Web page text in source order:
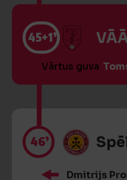
45+1’
Vārtus guva
46’
Dmitrijs